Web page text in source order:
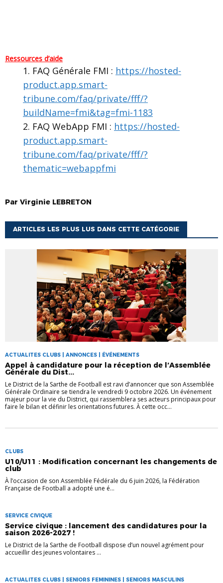
Ressources d’aide
FAQ Générale FMI : https://hosted-
product.app.smart-
tribune.com/faq/private/fff/?
buildName=fmi&tag=fmi-1183
FAQ WebApp FMI : https://hosted-
product.app.smart-
tribune.com/faq/private/fff/?
thematic=webappfmi
Par Virginie LEBRETON
ARTICLES LES PLUS LUS DANS CETTE CATÉGORIE
ACTUALITES CLUBS | ANNONCES | ÉVÉNEMENTS
Appel à candidature pour la réception de l’Assemblée
Générale du Dist...
Le District de la Sarthe de Football est ravi d’annoncer que son Assemblée
Générale Ordinaire se tiendra le vendredi 9 octobre 2026. Un événement
majeur pour la vie du District, qui rassemblera ses acteurs principaux pour
faire le bilan et définir les orientations futures. À cette occ...
CLUBS
U10/U11 : Modification concernant les changements de
club
À l’occasion de son Assemblée Fédérale du 6 juin 2026, la Fédération
Française de Football a adopté une é...
SERVICE CIVIQUE
Service civique : lancement des candidatures pour la
saison 2026-2027 !
Le District de la Sarthe de Football dispose d’un nouvel agrément pour
accueillir des jeunes volontaires ...
ACTUALITES CLUBS | SENIORS FEMININES | SENIORS MASCULINS